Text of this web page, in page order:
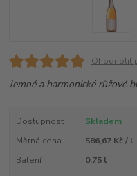
Ohodnotit
Jemné a harmonické růžové
Dostupnost
Skladem
Měrná cena
586,67 Kč / l
Balení
0.75 l